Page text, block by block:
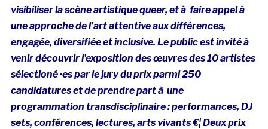
visibiliser la scène artistique queer, et à faire appel à
une approche de l’art attentive aux différences,
engagée, diversifiée et inclusive. Le public est invité à
venir découvrir l’exposition des œuvres des 10 artistes
sélectioné ·es par le jury du prix parmi 250
candidatures et de prendre part à une
programmation transdisciplinaire : performances, DJ
sets, conférences, lectures, arts vivants €¦ Deux prix